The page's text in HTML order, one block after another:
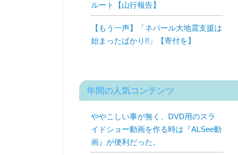
ルート【山行報告】
【もう一声】「ネパール大地震支援は
始まったばかり!!」【寄付を】
年間の人気コンテンツ
ややこしい事が無く、DVD用のスラ
イドショー動画を作る時は『ALSee動
画』が便利だった。